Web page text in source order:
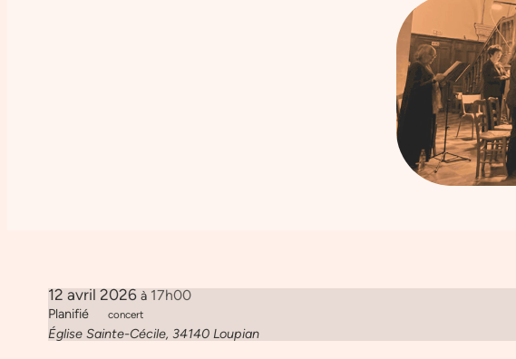
12 avril 2026 à 17h00
Planifié concert
Église Sainte-Cécile, 34140 Loupian